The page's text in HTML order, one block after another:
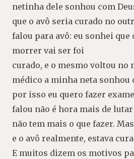
netinha dele sonhou com
que o avô seria curado no
falou para avô: eu sonhei que
morrer vai ser foi
curado, e o mesmo voltou no
médico a minha neta sonhou
por isso eu quero fazer
falou não é hora mais de
não tem mais o que fazer.
e o avô realmente, estava
E muitos dizem os motivos